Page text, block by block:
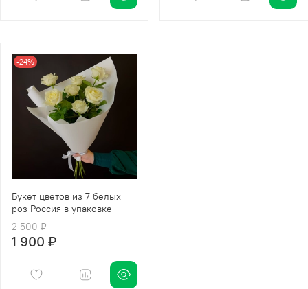
-24%
Букет цветов из 7 белых
роз Россия в упаковке
2 500 ₽
1 900 ₽